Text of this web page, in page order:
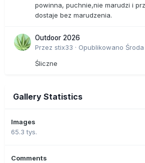
powinna, puchnie,nie marudzi i
dostaje bez marudzenia.
Outdoor 2026
Przez stix33 · Opublikowano
Śliczne
Gallery Statistics
Images
65.3 tys.
Comments